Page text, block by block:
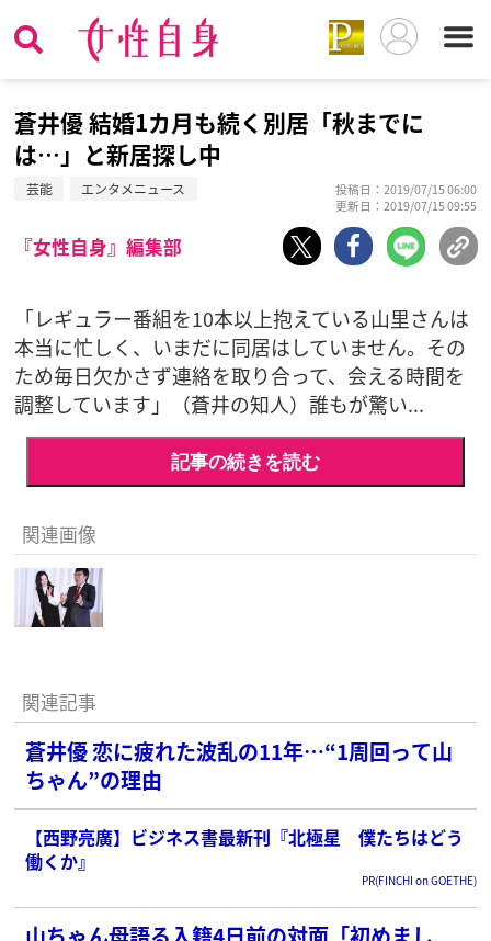
蒼井優 結婚1カ月も続く別居「秋までに
は…」と新居探し中
芸能 エンタメニュース
投稿日：2019/07/15 06:00
更新日：2019/07/15 09:55
『女性自身』編集部
「レギュラー番組を10本以上抱えている山里さんは
本当に忙しく、いまだに同居はしていません。その
ため毎日欠かさず連絡を取り合って、会える時間を
調整しています」（蒼井の知人）誰もが驚い...
記事の続きを読む
関連画像
関連記事
蒼井優 恋に疲れた波乱の11年…“1周回って山
ちゃん”の理由
【西野亮廣】ビジネス書最新刊『北極星 僕たちはどう
働くか』
PR(FINCHI on GOETHE)
山ちゃん母語る入籍4日前の対面「初めまし